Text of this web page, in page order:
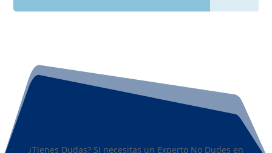
¿Tienes Dudas? Si necesitas un Experto No Dudes en